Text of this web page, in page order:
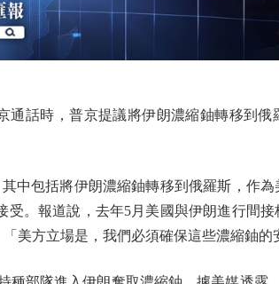
話時，普京提議將伊朗濃縮鈾轉移到俄
包括將伊朗濃縮鈾轉移到俄羅斯，作為
。報道說，去年5月美國與伊朗進行間
美方立場是，我們必須確保這些濃縮鈾的